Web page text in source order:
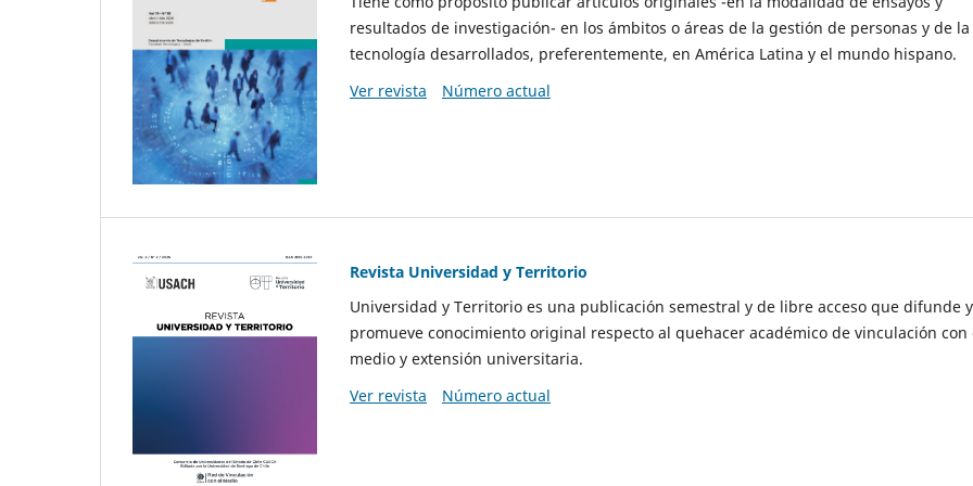
resultados de investigación- en los ámbitos o áreas de la gestión de personas y de la
tecnología desarrollados, preferentemente, en América Latina y el mundo hispano.
Ver revista
Número actual
Revista Universidad y Territorio
Universidad y Territorio es una publicación semestral y de libre acceso que difunde y
promueve conocimiento original respecto al quehacer académico de vinculación con
medio y extensión universitaria.
Ver revista
Número actual